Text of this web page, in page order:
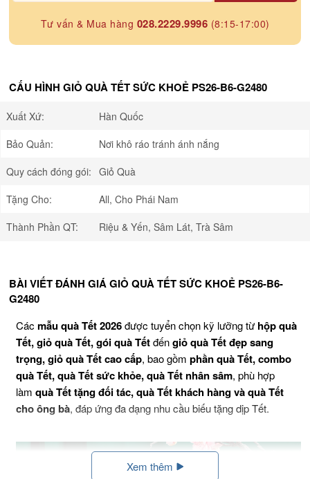
Tư vấn & Mua hàng 028.2229.9996 (8:15-17:00)
CẤU HÌNH GIỎ QUÀ TẾT SỨC KHOẺ PS26-B6-G2480
Xuất Xứ:
Hàn Quốc
Bảo Quản:
Nơi khô ráo tránh ánh nắng
Quy cách đóng gói: Giỏ Quà
Tặng Cho:
All, Cho Phái Nam
Thành Phần QT:
Riệu & Yến, Sâm Lát, Trà Sâm
BÀI VIẾT ĐÁNH GIÁ GIỎ QUÀ TẾT SỨC KHOẺ PS26-B6-
G2480
Cácmẫu quà Tết 2026được tuyển chọn kỹ lưỡng từ hộp quà
Tết, giỏ quà Tết, gói quà Tếtđếngiỏ quà Tết đẹp sang
trọng, giỏ quà Tết cao cấp, bao gồmphần quà Tết, combo
quà Tết, quà Tết sức khỏe, quà Tết nhân sâm, phù hợp
làmquà Tết tặng đối tác, quà Tết khách hàng và quà Tết
cho ông bà, đáp ứng đa dạng nhu cầu biếu tặng dịp Tết.
Xem thêm